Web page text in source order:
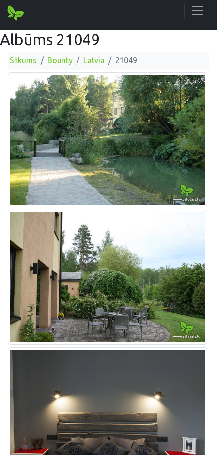
Albūms 21049
Sākums Bounty Latvia 21049